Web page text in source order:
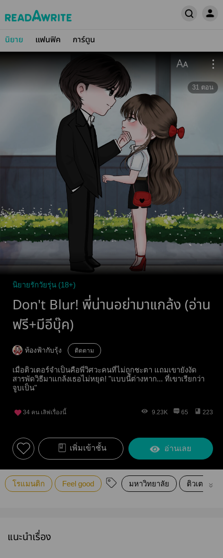
นิยาย แฟนฟิค การ์ตูน
31 ตอน
นิยายรักวัยรุ่น (18+)
Don't Blur! พี่น่านอย่ามาแกล้ง (อ่าน
ฟรี+มีอีบุ๊ค)
ท้องฟ้ากับรุ้ง ติดตาม
เมื่อติวเตอร์จำเป็นคือพี่วิศวะคนที่ไม่ถูกชะตา แถมเขายังงัด
สารพัดวิธีมาแกล้งเธอไม่หยุด! "แบบนี้ต่างหาก... ที่เขาเรียกว่า
จูบเป็น"
34 คน เลิฟเรื่องนี้ 9.23K 65 223
เพิ่มเข้าชั้น อ่านเลย
โรแมนติก Feel good มหาวิทยาลัย ติวเตอร์
แนะนำเรื่อง